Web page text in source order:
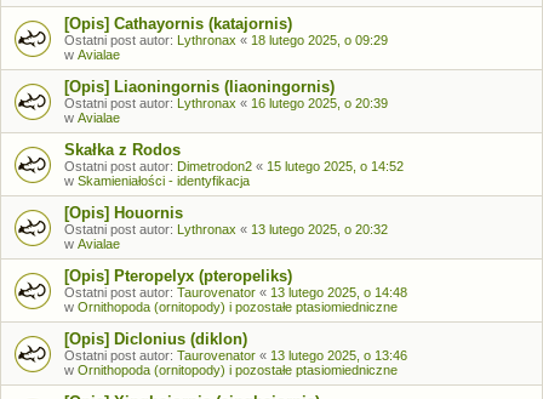
[Opis] Cathayornis (katajornis)
Ostatni post autor: Lythronax « 18 lutego 2025, o 09:29
w Avialae
[Opis] Liaoningornis (liaoningornis)
Ostatni post autor: Lythronax « 16 lutego 2025, o 20:39
w Avialae
Skałka z Rodos
Ostatni post autor: Dimetrodon2 « 15 lutego 2025, o 14:52
w Skamieniałości - identyfikacja
[Opis] Houornis
Ostatni post autor: Lythronax « 13 lutego 2025, o 20:32
w Avialae
[Opis] Pteropelyx (pteropeliks)
Ostatni post autor: Taurovenator « 13 lutego 2025, o 14:48
w Ornithopoda (ornitopody) i pozostałe ptasiomiedniczne
[Opis] Diclonius (diklon)
Ostatni post autor: Taurovenator « 13 lutego 2025, o 13:46
w Ornithopoda (ornitopody) i pozostałe ptasiomiedniczne